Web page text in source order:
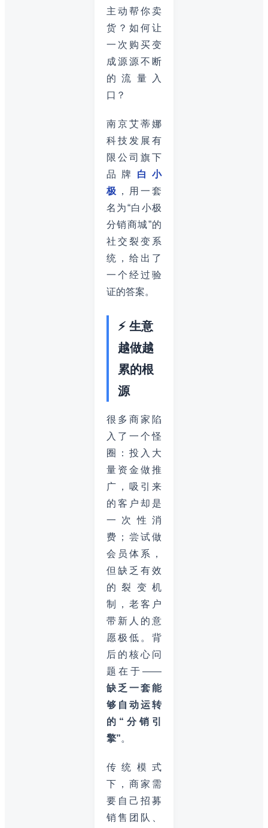
主动帮你卖
货？如何让
一次购买变
成源源不断
的流量入
口？
南京艾蒂娜
科技发展有
限公司旗下
品牌 白小
极 ，用一套
名为“白小极
分销商城”的
社交裂变系
统，给出了
一个经过验
证的答案。
⚡ 生意
越做越
累的根
源
很多商家陷
入了一个怪
圈：投入大
量资金做推
广，吸引来
的客户却是
一次性消
费；尝试做
会员体系，
但缺乏有效
的裂变机
制，老客户
带新人的意
愿极低。背
后的核心问
题在于——
缺乏一套能
够自动运转
的“分销引
擎”。
传统模式
下，商家需
要自己招募
销售团队、